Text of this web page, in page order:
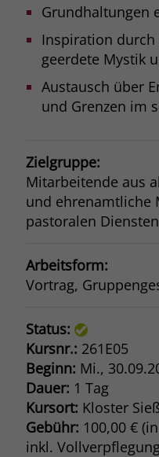
Grundhaltungen
Inspiration
geerdete Mystik
Austausch über
und Grenzen im
Zielgruppe:
Mitarbeitende aus
und ehrenamtliche
pastoralen Diensten
Arbeitsform:
Vortrag,
Status:
Kursnr.: 261E05
Beginn: Mi.,
Dauer: 1 Tag
Kursort: Kloster
Gebühr: 100,00 €
inkl.
Zweck
zu